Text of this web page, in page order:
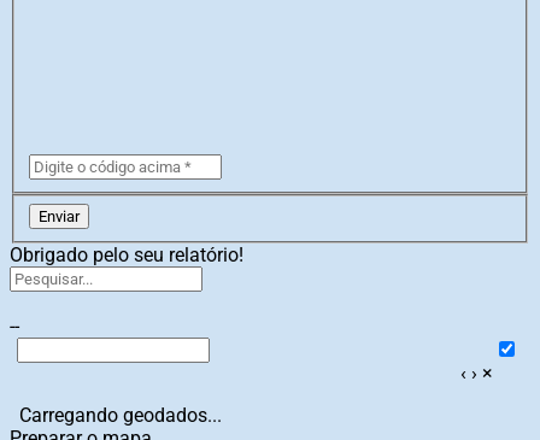
Enviar
Obrigado pelo seu relatório!
--
‹ › ×
Carregando geodados...